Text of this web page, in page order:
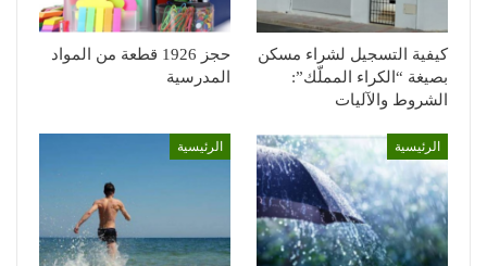
كيفية التسجيل لشراء مسكن
بصيغة “الكراء المملّك”:
الشروط والآليات
حجز 1926 قطعة من المواد
المدرسية
الرئيسية الرئيسية